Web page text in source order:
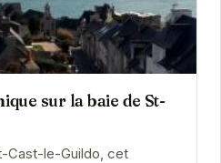
sur la baie de St-
Cast-le-Guildo, cet